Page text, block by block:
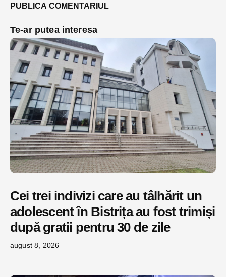
Te-ar putea interesa
Cei trei indivizi care au tâlhărit un
adolescent în Bistrița au fost trimiși
după gratii pentru 30 de zile
august 8, 2026